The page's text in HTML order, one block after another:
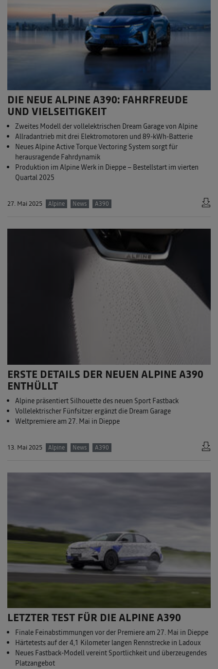
DIE NEUE ALPINE A390: FAHRFREUDE
UND VIELSEITIGKEIT
Zweites Modell der vollelektrischen Dream Garage von Alpine
Allradantrieb mit drei Elektromotoren und 89-kWh-Batterie
Neues Alpine Active Torque Vectoring System sorgt für
herausragende Fahrdynamik
Produktion im Alpine Werk in Dieppe – Bestellstart im vierten
Quartal 2025
27. Mai 2025 Alpine News A390
ERSTE DETAILS DER NEUEN ALPINE A390
ENTHÜLLT
Alpine präsentiert Silhouette des neuen Sport Fastback
Vollelektrischer Fünfsitzer ergänzt die Dream Garage
Weltpremiere am 27. Mai in Dieppe
13. Mai 2025 Alpine News A390
LETZTER TEST FÜR DIE ALPINE A390
Finale Feinabstimmungen vor der Premiere am 27. Mai in Dieppe
Härtetests auf der 4,1 Kilometer langen Rennstrecke in Ladoux
Neues Fastback-Modell vereint Sportlichkeit und überzeugendes
Platzangebot